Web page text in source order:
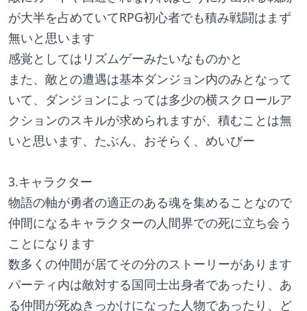
が大半を占めていてRPG初心者でも積み戦闘はまず
無いと思います
感覚としてはリズムゲーみたいなものかと
また、敵との遭遇は基本ダンジョン内のみとなって
いて、ダンジョンによっては多少の横スクロールア
クションのスキルが求められますが、積むことは無
いと思います、たぶん、おそらく、めいびー
3.キャラクター
物語の軸が勇者の適正のある魂を集めることなので
仲間になるキャラクターの人間界での死に立ち会う
ことになります
数多くの仲間が居てその分のストーリーがあります
パーティ内は敵対する国同士出身者であったり、あ
る仲間が死ぬきっかけになった人物であったり、ど